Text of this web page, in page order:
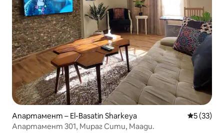
Апартамент – El-Basatin Sharkeya Средна
5 (33)
Апартамент 301, Мираг Сити, Маади.